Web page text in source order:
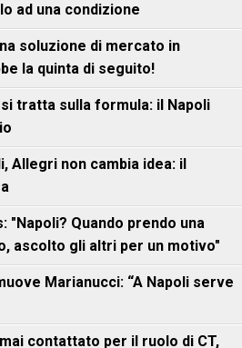
ad una condizione
soluzione di mercato in
la quinta di seguito!
tratta sulla formula: il Napoli
Allegri non cambia idea: il
"Napoli? Quando prendo una
ascolto gli altri per un motivo"
Marianucci: “A Napoli serve
contattato per il ruolo di CT,